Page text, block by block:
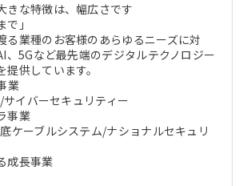
きな特徴は、幅広さです
で」
る業種のお客様のあらゆるニーズに対
、5Gなど最先端のデジタルテクノロジー
供しています。
業
イバーセキュリティー
事業
ケーブルシステム/ナショナルセキュリ
成長事業